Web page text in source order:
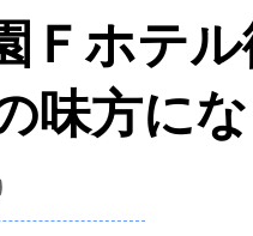
Ｆホテ
味方に